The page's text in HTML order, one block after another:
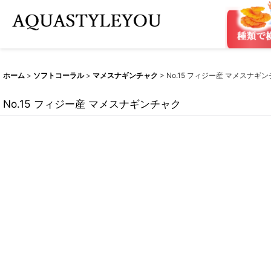
ホーム > ソフトコーラル > マメスナギンチャク > No.15 フィジー産 マメスナギン
No.15 フィジー産 マメスナギンチャク